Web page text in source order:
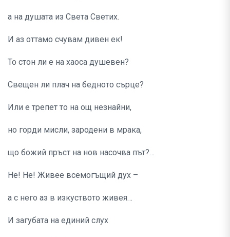
а на душата из Света Светих.
И аз оттамо счувам дивен ек!
То стон ли е на хаоса душевен?
Свещен ли плач на бедното сърце?
Или е трепет то на ощ незнайни,
но горди мисли, зародени в мрака,
що божий пръст на нов насочва път?…
Не! Не! Живее всемогъщий дух –
а с него аз в изкуството живея…
И загубата на единий слух